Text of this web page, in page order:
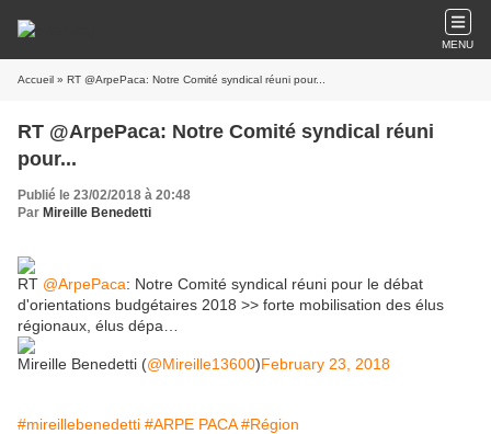
MENU
Accueil » RT @ArpePaca: Notre Comité syndical réuni pour...
RT @ArpePaca: Notre Comité syndical réuni
pour...
Publié le 23/02/2018 à 20:48
Par Mireille Benedetti
RT @ArpePaca: Notre Comité syndical réuni pour le débat
d'orientations budgétaires 2018 >> forte mobilisation des élus
régionaux, élus dépa…
Mireille Benedetti (@Mireille13600)February 23, 2018
#mireillebenedetti #ARPE PACA #Région